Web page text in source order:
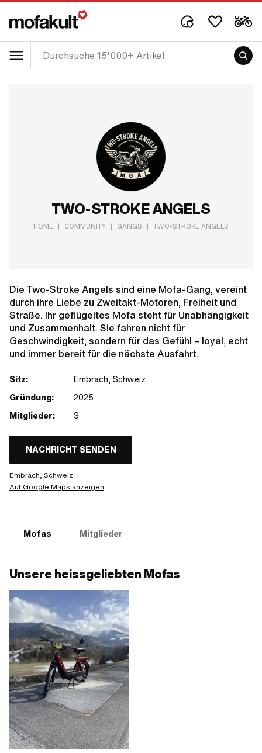
TWO-STROKE ANGELS
HOME | COMMUNITY | GANGS | TWO-STROKE ANGELS
Die Two-Stroke Angels sind eine Mofa-Gang, vereint
durch ihre Liebe zu Zweitakt-Motoren, Freiheit und
Straße. Ihr geflügeltes Mofa steht für Unabhängigkeit
und Zusammenhalt. Sie fahren nicht für
Geschwindigkeit, sondern für das Gefühl – loyal, echt
und immer bereit für die nächste Ausfahrt.
Sitz:
Embrach, Schweiz
Gründung:
2025
Mitglieder:
3
NACHRICHT SENDEN
Embrach, Schweiz
Auf Google Maps anzeigen
Mofas Mitglieder
Unsere heissgeliebten Mofas